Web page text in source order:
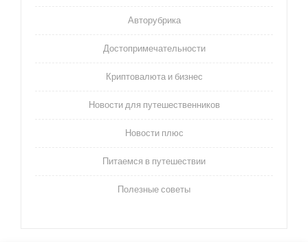
Авторубрика
Достопримечательности
Криптовалюта и бизнес
Новости для путешественников
Новости плюс
Питаемся в путешествии
Полезные советы